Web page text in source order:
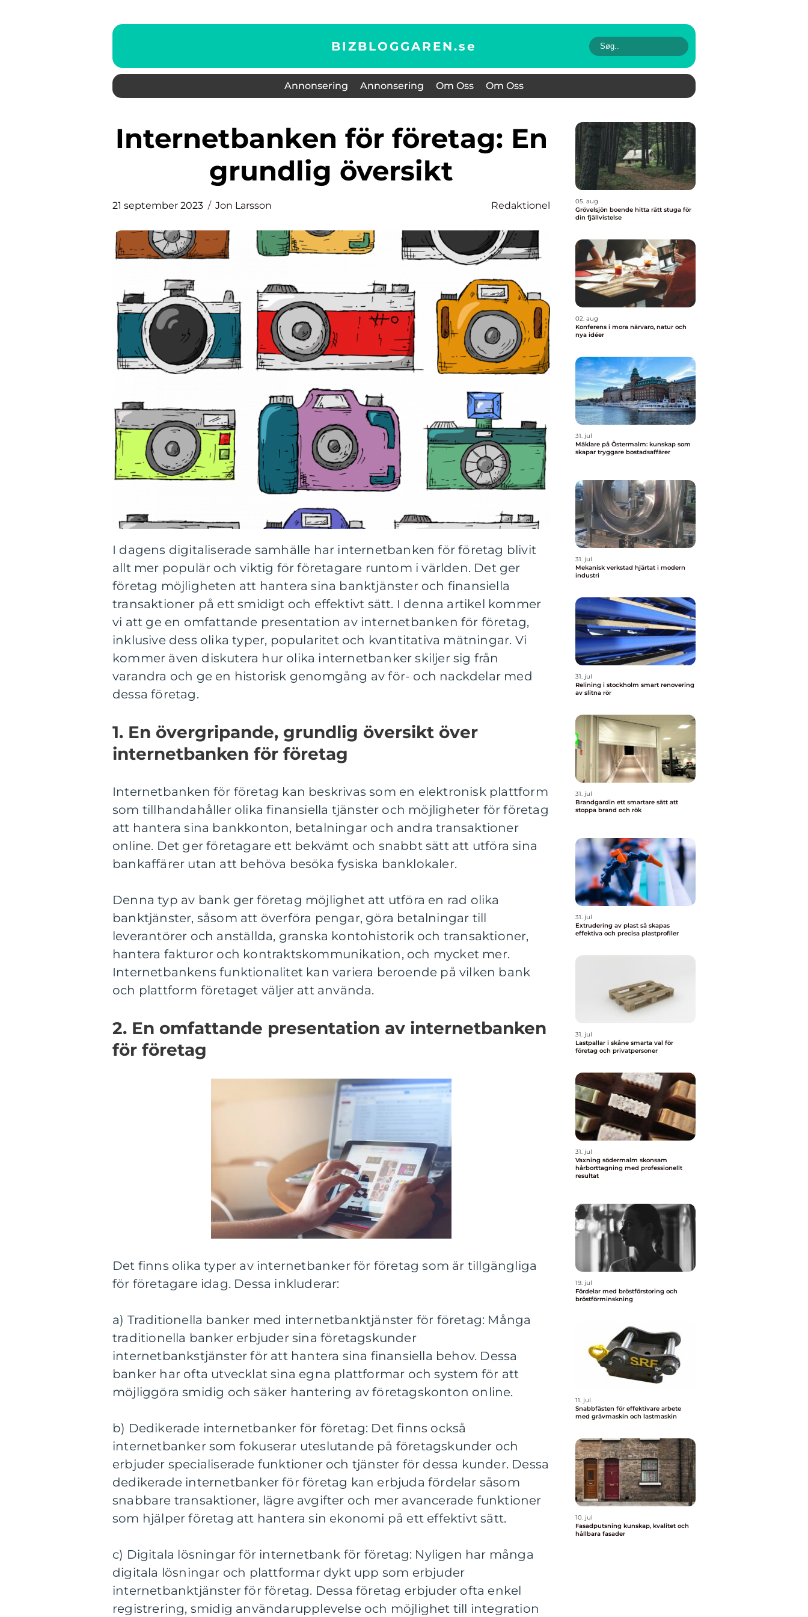
BIZBLOGGAREN.se
Annonsering Annonsering Om Oss Om Oss
Internetbanken för företag: En
grundlig översikt
21 september 2023 Jon Larsson Redaktionel
I dagens digitaliserade samhälle har internetbanken för företag blivit
allt mer populär och viktig för företagare runtom i världen. Det ger
företag möjligheten att hantera sina banktjänster och finansiella
transaktioner på ett smidigt och effektivt sätt. I denna artikel kommer
vi att ge en omfattande presentation av internetbanken för företag,
inklusive dess olika typer, popularitet och kvantitativa mätningar. Vi
kommer även diskutera hur olika internetbanker skiljer sig från
varandra och ge en historisk genomgång av för- och nackdelar med
dessa företag.
1. En övergripande, grundlig översikt över
internetbanken för företag
Internetbanken för företag kan beskrivas som en elektronisk plattform
som tillhandahåller olika finansiella tjänster och möjligheter för företag
att hantera sina bankkonton, betalningar och andra transaktioner
online. Det ger företagare ett bekvämt och snabbt sätt att utföra sina
bankaffärer utan att behöva besöka fysiska banklokaler.
Denna typ av bank ger företag möjlighet att utföra en rad olika
banktjänster, såsom att överföra pengar, göra betalningar till
leverantörer och anställda, granska kontohistorik och transaktioner,
hantera fakturor och kontraktskommunikation, och mycket mer.
Internetbankens funktionalitet kan variera beroende på vilken bank
och plattform företaget väljer att använda.
2. En omfattande presentation av internetbanken
för företag
Det finns olika typer av internetbanker för företag som är tillgängliga
för företagare idag. Dessa inkluderar:
a) Traditionella banker med internetbanktjänster för företag: Många
traditionella banker erbjuder sina företagskunder
internetbankstjänster för att hantera sina finansiella behov. Dessa
banker har ofta utvecklat sina egna plattformar och system för att
möjliggöra smidig och säker hantering av företagskonton online.
b) Dedikerade internetbanker för företag: Det finns också
internetbanker som fokuserar uteslutande på företagskunder och
erbjuder specialiserade funktioner och tjänster för dessa kunder. Dessa
dedikerade internetbanker för företag kan erbjuda fördelar såsom
snabbare transaktioner, lägre avgifter och mer avancerade funktioner
som hjälper företag att hantera sin ekonomi på ett effektivt sätt.
c) Digitala lösningar för internetbank för företag: Nyligen har många
digitala lösningar och plattformar dykt upp som erbjuder
internetbanktjänster för företag. Dessa företag erbjuder ofta enkel
registrering, smidig användarupplevelse och möjlighet till integration
05. aug
Grövelsjön boende hitta rätt stuga för
din fjällvistelse
02. aug
Konferens i mora närvaro, natur och
nya idéer
31. jul
Mäklare på Östermalm: kunskap som
skapar tryggare bostadsaffärer
31. jul
Mekanisk verkstad hjärtat i modern
industri
31. jul
Relining i stockholm smart renovering
av slitna rör
31. jul
Brandgardin ett smartare sätt att
stoppa brand och rök
31. jul
Extrudering av plast så skapas
effektiva och precisa plastprofiler
31. jul
Lastpallar i skåne smarta val för
företag och privatpersoner
31. jul
Vaxning södermalm skonsam
hårborttagning med professionellt
resultat
19. jul
Fördelar med bröstförstoring och
bröstförminskning
11. jul
Snabbfästen för effektivare arbete
med grävmaskin och lastmaskin
10. jul
Fasadputsning kunskap, kvalitet och
hållbara fasader